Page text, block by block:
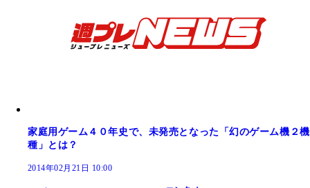
家庭用ゲーム４０年史で、未発売となった「幻のゲーム機２機
種」とは？
2014年02月21日 10:00